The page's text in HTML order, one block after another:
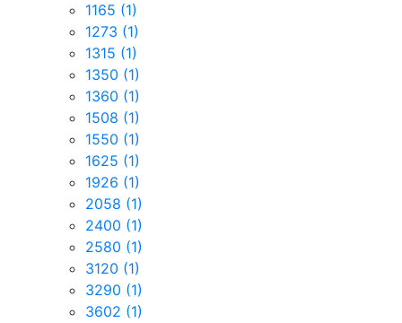
1165 (1)
1273 (1)
1315 (1)
1350 (1)
1360 (1)
1508 (1)
1550 (1)
1625 (1)
1926 (1)
2058 (1)
2400 (1)
2580 (1)
3120 (1)
3290 (1)
3602 (1)